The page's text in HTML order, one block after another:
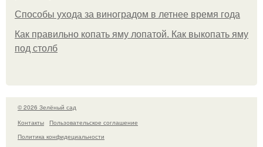
Способы ухода за виноградом в летнее время года
Как правильно копать яму лопатой. Как выкопать яму
под столб
© 2026 Зелёный сад
Контакты
Пользовательское соглашение
Политика конфидециальности